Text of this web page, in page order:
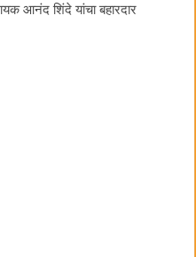
आनंद शिंदे यांचा बहारदार